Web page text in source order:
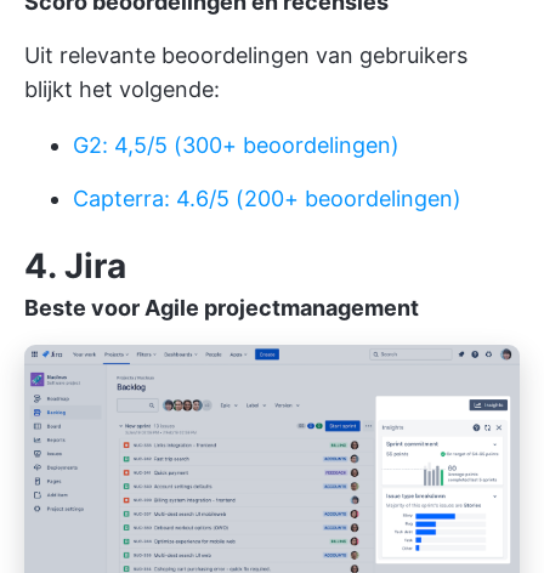
Uit relevante beoordelingen van gebruikers
blijkt het volgende:
G2: 4,5/5 (300+ beoordelingen)
Capterra: 4.6/5 (200+ beoordelingen)
4. Jira
Beste voor Agile projectmanagement